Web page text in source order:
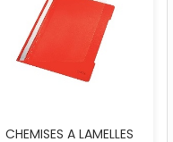
CHEMISES A LAMELLES